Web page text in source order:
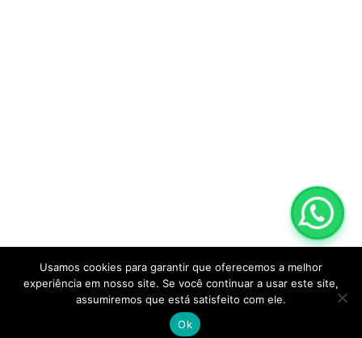
Copyright EW-UP Segurança Vertical | Desenvolvido
por Webdas | Sua Empresa na Internet -
www.suaempresanainternet.net
Usamos cookies para garantir que oferecemos a melhor
experiência em nosso site. Se você continuar a usar este site,
assumiremos que está satisfeito com ele.
Ok